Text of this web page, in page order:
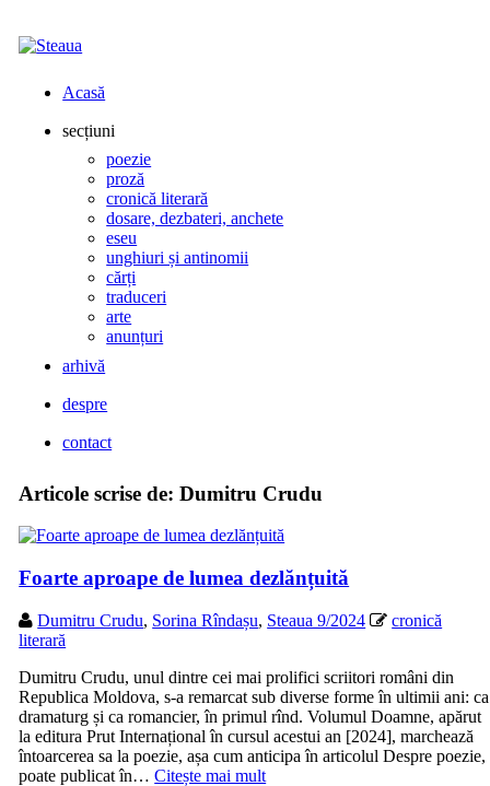
Acasă
secțiuni
poezie
proză
cronică literară
dosare, dezbateri, anchete
eseu
unghiuri și antinomii
cărți
traduceri
arte
anunțuri
arhivă
despre
contact
Articole scrise de:Dumitru Crudu
Foarte aproape de lumea dezlănțuită
Dumitru Crudu, Sorina Rîndașu, Steaua 9/2024
cronică
literară
Dumitru Crudu, unul dintre cei mai prolifici scriitori români din
Republica Moldova, s-a remarcat sub diverse forme în ultimii ani: ca
dramaturg și ca romancier, în primul rînd. Volumul Doamne, apărut
la editura Prut Internațional în cursul acestui an [2024], marchează
întoarcerea sa la poezie, așa cum anticipa în articolul Despre poezie,
poate publicat în…Citește mai mult